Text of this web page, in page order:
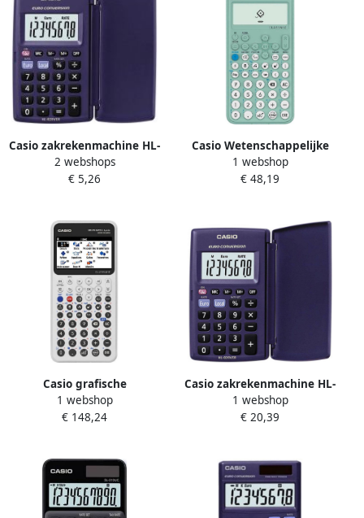
Casio zakrekenmachine HL-
820VER
2 webshops
€ 5,26
Casio Wetenschappelijke
calculator College FX -92+
1 webshop
€ 48,19
Casio grafische
rekenmachine Middelbare
school Wiskunde+ Wit
1 webshop
€ 148,24
Casio zakrekenmachine HL-
820VER 10 stuks
1 webshop
€ 20,39